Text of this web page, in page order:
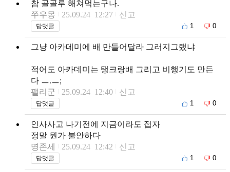
참 골골루 해쳐먹는구나.
쭈우몽
25.09.24 12:27 신고
답댓글 1 0
그냥 아카데미에 배 만들어달라 그러지그랬냐
적어도 아카데미는 탱크랑배 그리고 비행기도 만든
다 ㅡ.ㅡ;
팰리군
25.09.24 12:40 신고
답댓글 1 0
인사사고 나기전에 지금이라도 접자
정말 뭔가 불안하다
명존세
25.09.24 12:42 신고
답댓글 1 0